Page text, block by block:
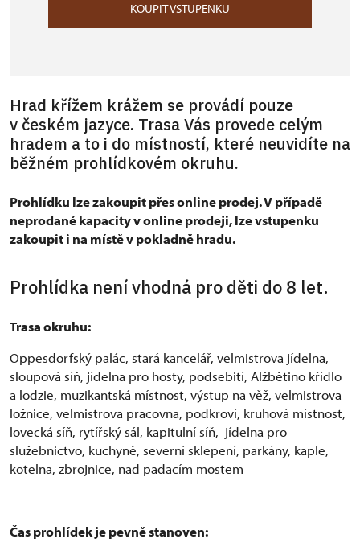
KOUPIT VSTUPENKU
Hrad křížem krážem se provádí pouze
v českém jazyce. Trasa Vás provede celým
hradem a to i do místností, které neuvidíte na
běžném prohlídkovém okruhu.
Prohlídku lze zakoupit přes online prodej. V případě
neprodané kapacity v online prodeji, lze vstupenku
zakoupit i na místě v pokladně hradu.
Prohlídka není vhodná pro děti do 8 let.
Trasa okruhu:
Oppesdorfský palác, stará kancelář, velmistrova jídelna,
sloupová síň, jídelna pro hosty, podsebití, Alžbětino křídlo
a lodzie, muzikantská místnost, výstup na věž, velmistrova
ložnice, velmistrova pracovna, podkroví, kruhová místnost,
lovecká síň, rytířský sál, kapitulní síň, jídelna pro
služebnictvo, kuchyně, severní sklepení, parkány, kaple,
kotelna, zbrojnice, nad padacím mostem
Čas prohlídek je pevně stanoven: